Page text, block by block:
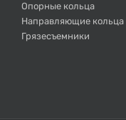
Опорные кольца
Направляющие кольца
Грязесъемники